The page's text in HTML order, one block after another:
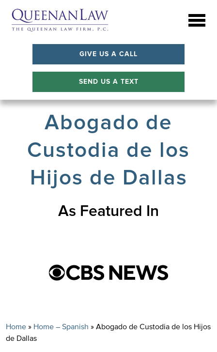
GIVE US A CALL
SEND US A TEXT
Abogado de
Custodia de los
Hijos de Dallas
As Featured In
Home » Home – Spanish » Abogado de Custodia de los Hijos
de Dallas